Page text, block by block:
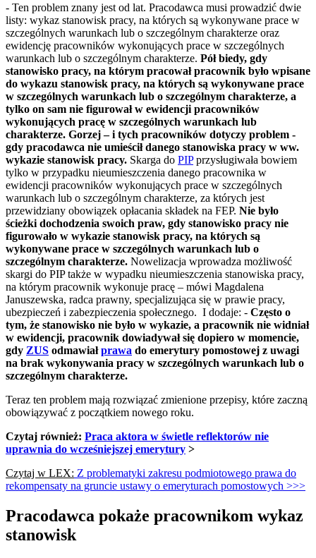
- Ten problem znany jest od lat. Pracodawca musi prowadzić dwie
listy: wykaz stanowisk pracy, na których są wykonywane prace w
szczególnych warunkach lub o szczególnym charakterze oraz
ewidencję pracowników wykonujących prace w szczególnych
warunkach lub o szczególnym charakterze. Pół biedy, gdy
stanowisko pracy, na którym pracował pracownik było wpisane
do wykazu stanowisk pracy, na których są wykonywane prace
w szczególnych warunkach lub o szczególnym charakterze, a
tylko on sam nie figurował w ewidencji pracowników
wykonujących pracę w szczególnych warunkach lub
charakterze. Gorzej – i tych pracowników dotyczy problem -
gdy pracodawca nie umieścił danego stanowiska pracy w ww.
wykazie stanowisk pracy. Skarga do PIPprzysługiwała bowiem
tylko w przypadku nieumieszczenia danego pracownika w
ewidencji pracowników wykonujących prace w szczególnych
warunkach lub o szczególnym charakterze, za których jest
przewidziany obowiązek opłacania składek na FEP. Nie było
ścieżki dochodzenia swoich praw, gdy stanowisko pracy nie
figurowało w wykazie stanowisk pracy, na których są
wykonywane prace w szczególnych warunkach lub o
szczególnym charakterze. Nowelizacja wprowadza możliwość
skargi do PIP także w wypadku nieumieszczenia stanowiska pracy,
na którym pracownik wykonuje pracę – mówi Magdalena
Januszewska, radca prawny, specjalizująca się w prawie pracy,
ubezpieczeń i zabezpieczenia społecznego. I dodaje: - Często o
tym, że stanowisko nie było w wykazie, a pracownik nie widniał
w ewidencji, pracownik dowiadywał się dopiero w momencie,
gdy ZUS odmawiałprawa do emerytury pomostowej z uwagi
na brak wykonywania pracy w szczególnych warunkach lub o
szczególnym charakterze.
Teraz ten problem mają rozwiązać zmienione przepisy, które zaczną
obowiązywać z początkiem nowego roku.
Czytaj również: Praca aktora w świetle reflektorów nie
uprawnia do wcześniejszej emerytury >
Czytaj w LEX: Z problematyki zakresu podmiotowego prawa do
rekompensaty na gruncie ustawy o emeryturach pomostowych >>>
Pracodawca pokaże pracownikom wykaz
stanowisk